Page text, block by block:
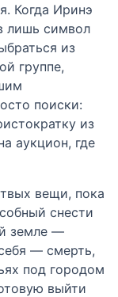
Когда Иринэ
лишь символ
из
группе,
поиски:
из
аукцион, где
вещи, пока
снести
земле —
— смерть,
под городом
выйти